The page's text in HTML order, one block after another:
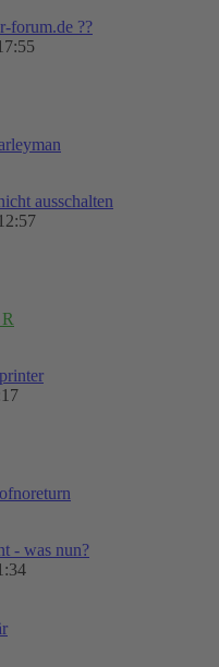
forum.de ??
ausschalten
- was nun?